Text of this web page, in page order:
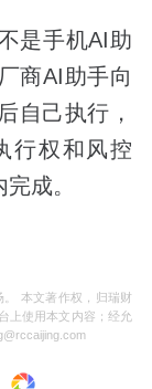
是手机AI助
商AI助手向
自己执行，
行权和风控
成。
本文著作权，归瑞财
上使用本文内容；经允